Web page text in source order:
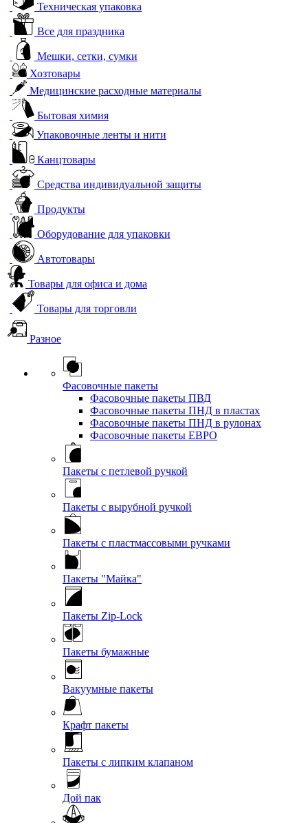
Техническая упаковка
Все для праздника
Мешки, сетки, сумки
Хозтовары
Медицинские расходные материалы
Бытовая химия
Упаковочные ленты и нити
Канцтовары
Средства индивидуальной защиты
Продукты
Оборудование для упаковки
Автотовары
Товары для офиса и дома
Товары для торговли
Разное
Фасовочные пакеты
Фасовочные пакеты ПВД
Фасовочные пакеты ПНД в пластах
Фасовочные пакеты ПНД в рулонах
Фасовочные пакеты ЕВРО
Пакеты с петлевой ручкой
Пакеты с вырубной ручкой
Пакеты с пластмассовыми ручками
Пакеты "Майка"
Пакеты Zip-Lock
Пакеты бумажные
Вакуумные пакеты
Крафт пакеты
Пакеты с липким клапаном
Дой пак